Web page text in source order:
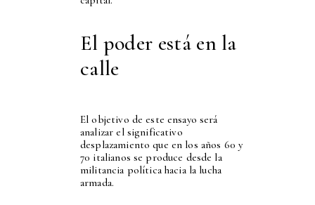
El poder está en la
calle
El objetivo de este ensayo será
analizar el significativo
desplazamiento que en los años 60 y
70 italianos se produce desde la
militancia política hacia la lucha
armada.